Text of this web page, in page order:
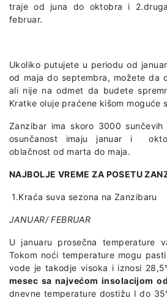
traje od juna do oktobra i
februar.
Ukoliko putujete u periodu od
od maja do septembra, možete da
ali nije na odmet da budete
Kratke oluje praćene kišom moguće
Zanzibar ima skoro 3000
osunčanost imaju januar i
oblačnost od marta do maja.
NAJBOLJE VREME ZA POSETU
1.Kraća suva sezona na Zanzibaru
JANUAR/ FEBRUAR
U januaru prosečna temperature
Tokom noći temperature mogu
vode je takodje visoka i iznosi
mesec sa najvećom insolacijom
dnevne temperature dostižu I do